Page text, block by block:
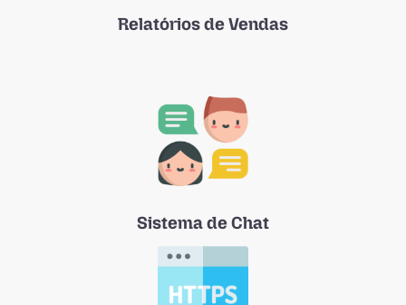
Relatórios de Vendas
Sistema de Chat